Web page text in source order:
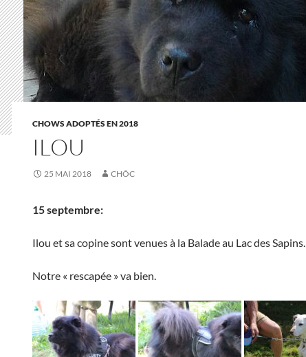
CHOWS ADOPTÉS EN 2018
ILOU
25 MAI 2018 CHÔC
15 septembre:
Ilou et sa copine sont venues à la Balade au Lac des Sapins.
Notre « rescapée » va bien.